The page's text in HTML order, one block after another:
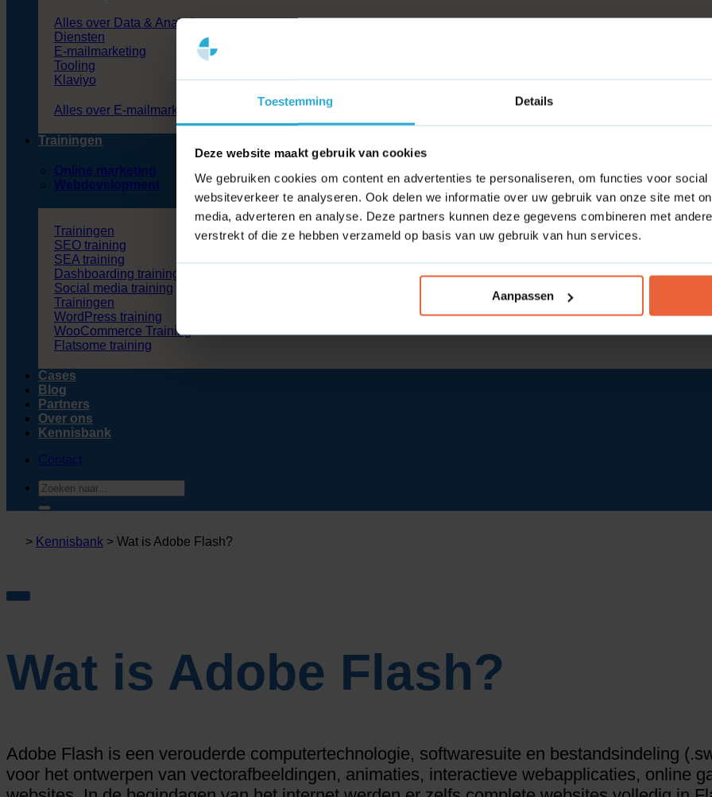
Toestemming Details
Deze website maakt gebruik van cookies
We gebruiken cookies om content en advertenties te personaliseren, om functies voor
websiteverkeer te analyseren. Ook delen we informatie over uw gebruik van onze site met
media, adverteren en analyse. Deze partners kunnen deze gegevens combineren met
verstrekt of die ze hebben verzameld op basis van uw gebruik van hun services.
Aanpassen
Alles over Data & Analytics
Diensten
E-mailmarketing
Tooling
Klaviyo
Alles over E-mailmarketing
Trainingen
Online marketing
Webdevelopment
Trainingen
SEO training
SEA training
Dashboarding training
Social media training
Trainingen
WordPress training
WooCommerce Training
Flatsome training
Cases
Blog
Partners
Over ons
Kennisbank
Contact
Zoeken
naar:
> Kennisbank > Wat is Adobe Flash?
Wat is Adobe Flash?
Adobe Flash is een verouderde computertechnologie, softwaresuite en bestandsindeling
voor het ontwerpen van vectorafbeeldingen, animaties, interactieve webapplicaties, online